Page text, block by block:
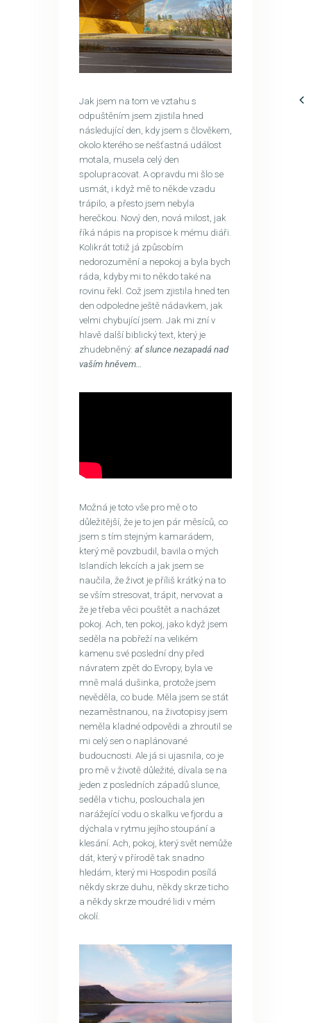
Jak jsem na tom ve vztahu s
odpuštěním jsem zjistila hned
následující den, kdy jsem s člověkem,
okolo kterého se nešťastná událost
motala, musela celý den
spolupracovat. A opravdu mi šlo se
usmát, i když mě to někde vzadu
trápilo, a přesto jsem nebyla
herečkou. Nový den, nová milost, jak
říká nápis na propisce k mému diáři.
Kolikrát totiž já způsobím
nedorozumění a nepokoj a byla bych
ráda, kdyby mi to někdo také na
rovinu řekl. Což jsem zjistila hned ten
den odpoledne ještě nádavkem, jak
velmi chybující jsem. Jak mi zní v
hlavě další biblický text, který je
zhudebněný: ať slunce nezapadá nad
vaším hněvem…
Možná je toto vše pro mě o to
důležitější, že je to jen pár měsíců, co
jsem s tím stejným kamarádem,
který mě povzbudil, bavila o mých
Islandích lekcích a jak jsem se
naučila, že život je příliš krátký na to
se vším stresovat, trápit, nervovat a
že je třeba věci pouštět a nacházet
pokoj. Ach, ten pokoj, jako když jsem
seděla na pobřeží na velikém
kamenu své poslední dny před
návratem zpět do Evropy, byla ve
mně malá dušinka, protože jsem
nevěděla, co bude. Měla jsem se stát
nezaměstnanou, na životopisy jsem
neměla kladné odpovědi a zhroutil se
mi celý sen o naplánované
budoucnosti. Ale já si ujasnila, co je
pro mě v životě důležité, dívala se na
jeden z posledních západů slunce,
seděla v tichu, poslouchala jen
narážející vodu o skalku ve fjordu a
dýchala v rytmu jejího stoupání a
klesání. Ach, pokoj, který svět nemůže
dát, který v přírodě tak snadno
hledám, který mi Hospodin posílá
někdy skrze duhu, někdy skrze ticho
a někdy skrze moudré lidi v mém
okolí.